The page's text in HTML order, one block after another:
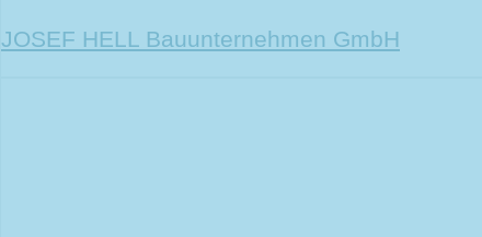
JOSEF HELL Bauunternehmen GmbH